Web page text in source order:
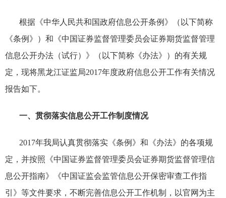
根据《中华人民共和国政府信息公开条例》（以下简称
《条例》）和《中国证券监督管理委员会证券期货监督管理
信息公开办法（试行）》（以下简称《办法》）的有关规
定，现将黑龙江证监局2017年度政府信息公开工作有关情况
报告如下。
一、贯彻落实信息公开工作制度情况
2017年我局认真贯彻落实《条例》和《办法》的各项规
定，并按照《中国证券监督管理委员会证券期货监督管理信
息公开指南》《中国证监会监管信息公开保密审查工作指
引》等文件要求，不断完善信息公开工作机制，以官网为主